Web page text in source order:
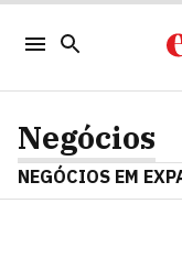
Negócios
NEGÓCIOS EM